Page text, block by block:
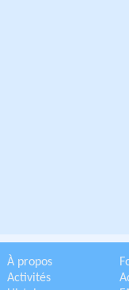
À propos
Activités